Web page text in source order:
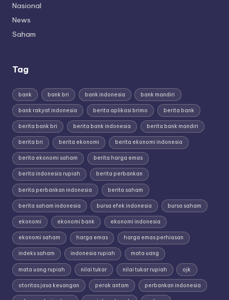
Nasional
News
Saham
Tag
bank bank bri bank indonesia bank mandiri
bank rakyat indonesia berita aplikasi brimo berita bank
berita bank bri berita bank indonesia berita bank mandiri
berita bri berita ekonomi berita ekonomi indonesia
berita ekonomi saham berita harga emas
berita indonesia rupiah berita perbankan
berita perbankan indonesia berita saham
berita saham indonesia bursa efek indonesia bursa saham
ekonomi ekonomi bank ekonomi indonesia
ekonomi saham harga emas harga emas perhiasan
indeks saham indonesia rupiah mata uang
mata uang rupiah nilai tukar nilai tukar rupiah ojk
otoritas jasa keuangan perak antam perbankan indonesia